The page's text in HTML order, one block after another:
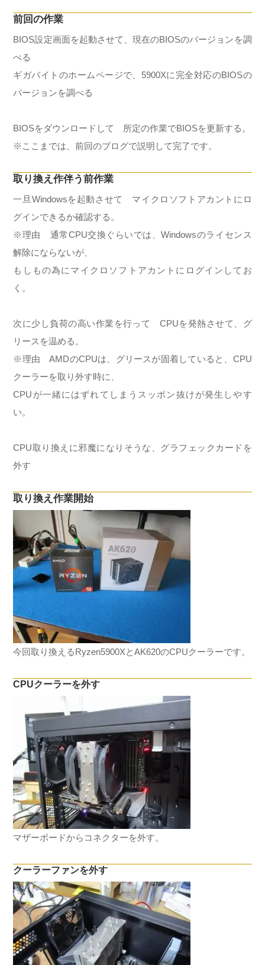
前回の作業
BIOS設定画面を起動させて、現在のBIOSのバージョンを調
べる
ギガバイトのホームページで、5900Xに完全対応のBIOSの
バージョンを調べる
BIOSをダウンロードして 所定の作業でBIOSを更新する。
※ここまでは、前回のブログで説明して完了です。
取り換え作伴う前作業
一旦Windowsを起動させて マイクロソフトアカントにロ
グインできるか確認する。
※理由 通常CPU交換ぐらいでは、Windowsのライセンス
解除にならないが、
もしもの為にマイクロソフトアカントにログインしてお
く。
次に少し負荷の高い作業を行って CPUを発熱させて、グ
リースを温める。
※理由 AMDのCPUは、グリースが固着していると、CPU
クーラーを取り外す時に、
CPUが一緒にはずれてしまうスッポン抜けが発生しやす
い。
CPU取り換えに邪魔になりそうな、グラフェックカードを
外す
取り換え作業開始
今回取り換えるRyzen5900XとAK620のCPUクーラーです。
CPUクーラーを外す
マザーボードからコネクターを外す。
クーラーファンを外す